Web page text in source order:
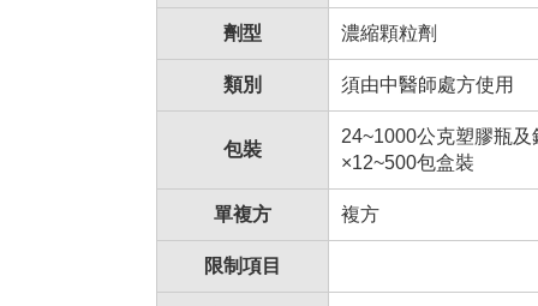
劑型 濃縮顆粒劑
類別 須由中醫師處方使用
包裝
24~1000公克塑膠瓶
×12~500包盒裝
單複方 複方
限制項目